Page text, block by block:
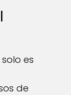
es
de